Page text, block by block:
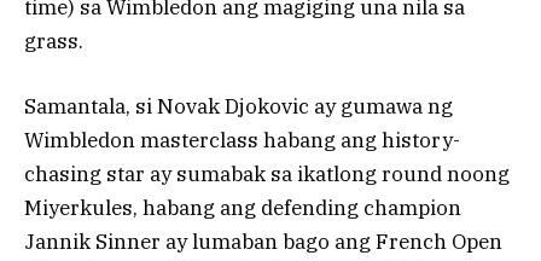
time) sa Wimbledon ang magiging una nila sa
grass.
Samantala, si Novak Djokovic ay gumawa ng
Wimbledon masterclass habang ang history-
chasing star ay sumabak sa ikatlong round noong
Miyerkules, habang ang defending champion
Jannik Sinner ay lumaban bago ang French Open